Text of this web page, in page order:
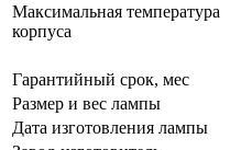
Максимальная температура
корпуса
Гарантийный срок, мес
Размер и вес лампы
Дата изготовления лампы